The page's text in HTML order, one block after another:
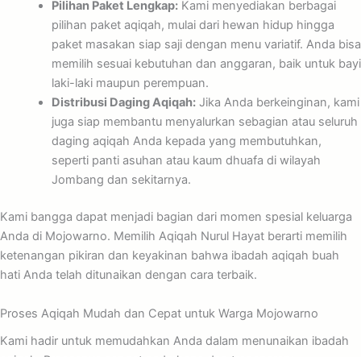
Pilihan Paket Lengkap:Kami menyediakan berbagai
pilihan paket aqiqah, mulai dari hewan hidup hingga
paket masakan siap saji dengan menu variatif. Anda bisa
memilih sesuai kebutuhan dan anggaran, baik untuk bayi
laki-laki maupun perempuan.
Distribusi Daging Aqiqah:Jika Anda berkeinginan, kami
juga siap membantu menyalurkan sebagian atau seluruh
daging aqiqah Anda kepada yang membutuhkan,
seperti panti asuhan atau kaum dhuafa di wilayah
Jombang dan sekitarnya.
Kami bangga dapat menjadi bagian dari momen spesial keluarga
Anda di Mojowarno. Memilih Aqiqah Nurul Hayat berarti memilih
ketenangan pikiran dan keyakinan bahwa ibadah aqiqah buah
hati Anda telah ditunaikan dengan cara terbaik.
Proses Aqiqah Mudah dan Cepat untuk Warga Mojowarno
Kami hadir untuk memudahkan Anda dalam menunaikan ibadah